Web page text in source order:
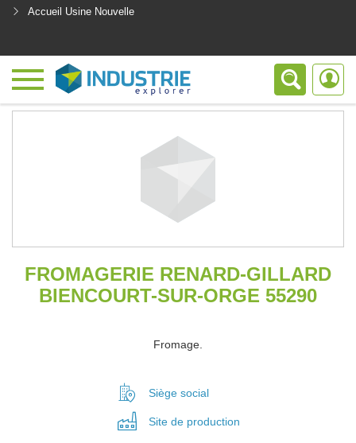
Accueil Usine Nouvelle
FROMAGERIE RENARD-GILLARD
BIENCOURT-SUR-ORGE 55290
Fromage.
Siège social
Site de production